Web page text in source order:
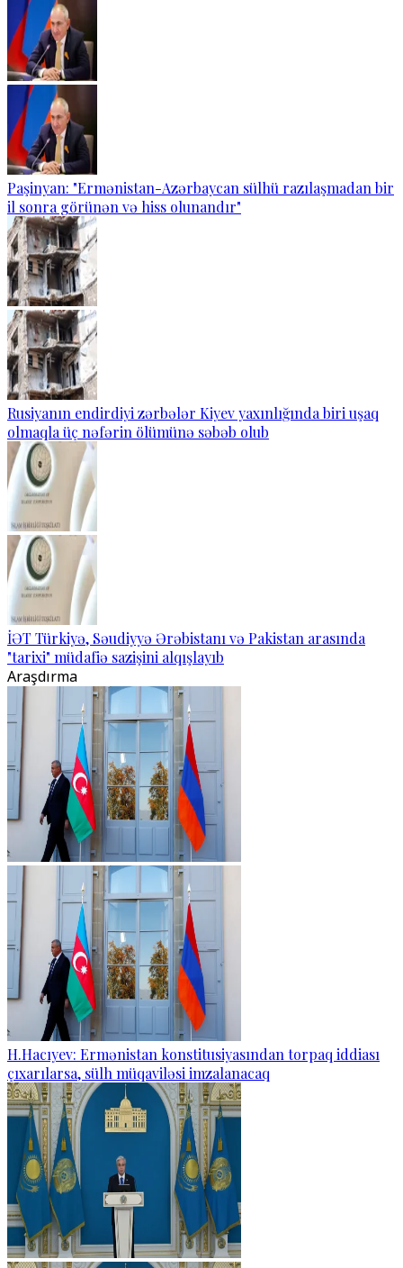
Paşinyan: "Ermənistan-Azərbaycan sülhü razılaşmadan bir
il sonra görünən və hiss olunandır"
Rusiyanın endirdiyi zərbələr Kiyev yaxınlığında biri uşaq
olmaqla üç nəfərin ölümünə səbəb olub
İƏT Türkiyə, Səudiyyə Ərəbistanı və Pakistan arasında
"tarixi" müdafiə sazişini alqışlayıb
Araşdırma
H.Hacıyev: Ermənistan konstitusiyasından torpaq iddiası
çıxarılarsa, sülh müqaviləsi imzalanacaq